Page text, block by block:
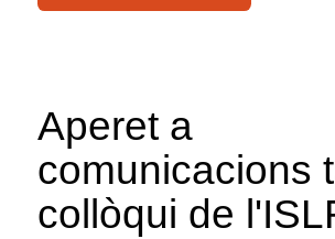
Aperet a
comunicacions
collòqui de